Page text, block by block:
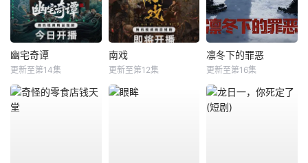
幽宅奇谭
更新至第14集
南戏
更新至第12集
凛冬下的罪恶
更新至第16集